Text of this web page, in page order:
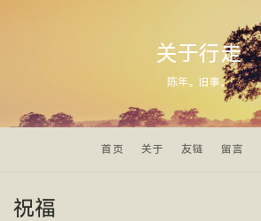
关于行走
陈年。旧事。
首页 关于 友链 留言
祝福